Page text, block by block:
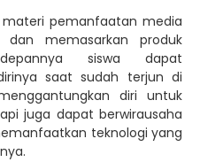
pemanfaatan media
dan memasarkan produk
siswa dapat
saat sudah terjun di
diri untuk
juga dapat berwirausaha
teknologi yang